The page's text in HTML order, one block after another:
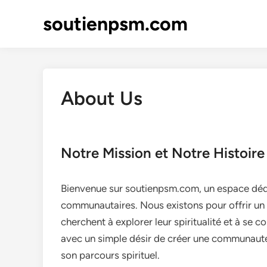
soutienpsm.com
About Us
Notre Mission et Notre Histoire
Bienvenue sur soutienpsm.com, un espace
communautaires. Nous existons pour offrir
cherchent à explorer leur spiritualité et à se
avec un simple désir de créer une
son parcours spirituel.